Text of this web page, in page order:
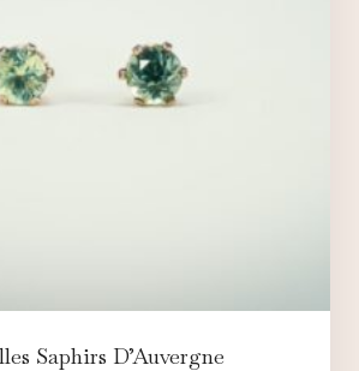
Saphirs D’Auvergne